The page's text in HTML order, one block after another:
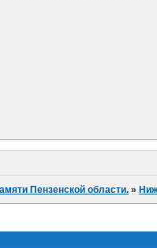
Пензенской области. »